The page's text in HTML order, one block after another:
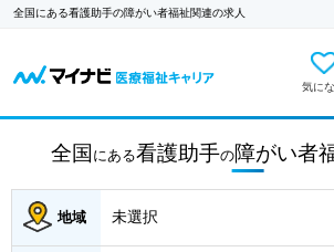
全国にある看護助手の障がい者福祉関連の求人
気に
全国 にある看護助手の障がい者
地域 未選択